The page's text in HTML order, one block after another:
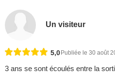
Un visiteur
5,0 Publiée le 30 août
3 ans se sont écoulés entre la